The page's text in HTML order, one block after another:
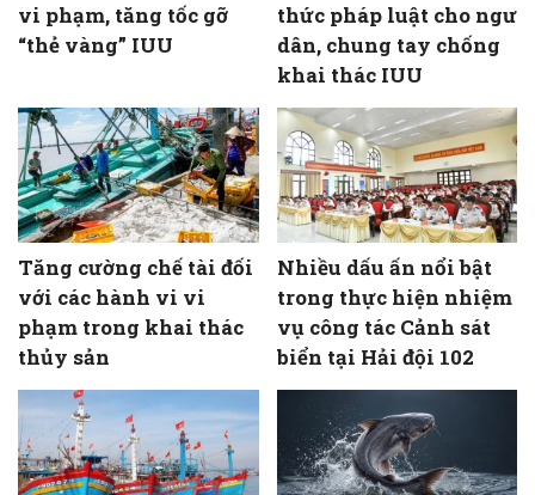
vi phạm, tăng tốc gỡ
“thẻ vàng” IUU
thức pháp luật cho ngư
dân, chung tay chống
khai thác IUU
Tăng cường chế tài đối
với các hành vi vi
phạm trong khai thác
thủy sản
Nhiều dấu ấn nổi bật
trong thực hiện nhiệm
vụ công tác Cảnh sát
biển tại Hải đội 102